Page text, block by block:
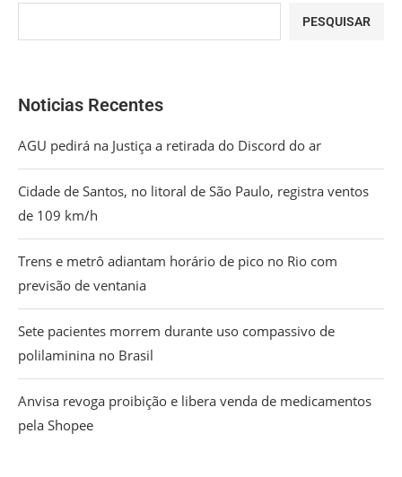
PESQUISAR
Noticias Recentes
AGU pedirá na Justiça a retirada do Discord do ar
Cidade de Santos, no litoral de São Paulo, registra ventos
de 109 km/h
Trens e metrô adiantam horário de pico no Rio com
previsão de ventania
Sete pacientes morrem durante uso compassivo de
polilaminina no Brasil
Anvisa revoga proibição e libera venda de medicamentos
pela Shopee